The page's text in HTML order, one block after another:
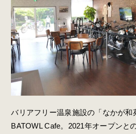
バリアフリー温泉施設の「なかが和
BATOWL Cafe。2021年オープンと